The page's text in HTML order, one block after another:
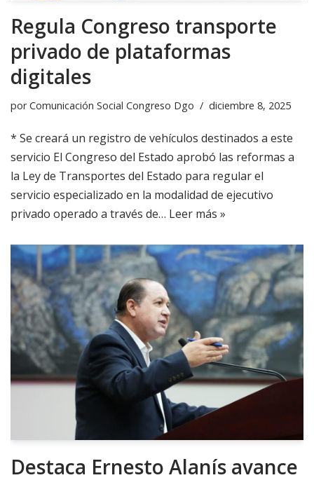
Regula Congreso transporte
privado de plataformas
digitales
porComunicación Social Congreso Dgo diciembre 8, 2025
* Se creará un registro de vehículos destinados a este
servicio El Congreso del Estado aprobó las reformas a
la Ley de Transportes del Estado para regular el
servicio especializado en la modalidad de ejecutivo
privado operado a través de… Leer más »
Destaca Ernesto Alanís avance